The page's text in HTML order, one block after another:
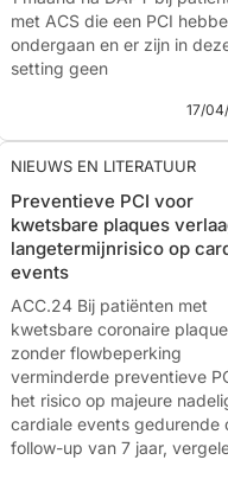
met ACS die een PCI
ondergaan en er zijn in
setting geen
onderzoeken. De
en veiligheid van ticagrelor
alleen na 1 maand DAPT
One-month Ticagelor
Monotherapy After PCI in
Coronary Syndromes:
Results From the Double-
Placebo-controlled
DAPT Trial
Nieuws - 17 apr. 2024
Gepresenteerd bij de
Sc...
17/
NIEUWS EN LITERATUUR
Preventieve PCI voor
kwetsbare plaques
langetermijnrisico op
events
ACC.24 Bij patiënten met
kwetsbare coronaire
zonder flowbeperking
verminderde preventieve
het risico op majeure
cardiale events gedurende
follow-up van 7 jaar,